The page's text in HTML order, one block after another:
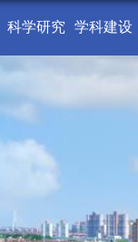
科学研究 学科建设